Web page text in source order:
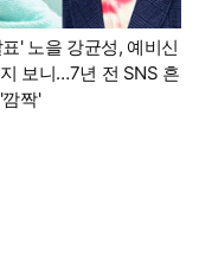
' 노을 강균성, 예비신
보니…7년 전 SNS 흔
짝'